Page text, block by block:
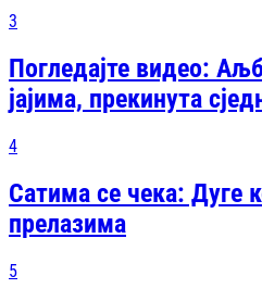
3
Погледајте видео:
јајима, прекинута
4
Сатима се чека: Дуге
прелазима
5